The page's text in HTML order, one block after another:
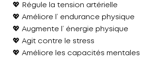
💖 Régule la tension artérielle
💖 Améliore l’ endurance physique
💖 Augmente l’ énergie physique
💖 Agit contre le stress
💖 Améliore les capacités mentales